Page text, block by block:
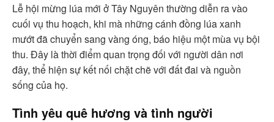
Lễ hội mừng lúa mới ở Tây Nguyên thường diễn ra vào
cuối vụ thu hoạch, khi mà những cánh đồng lúa xanh
mướt đã chuyển sang vàng óng, báo hiệu một mùa vụ bội
thu. Đây là thời điểm quan trọng đối với người dân nơi
đây, thể hiện sự kết nối chặt chẽ với đất đai và nguồn
sống của họ.
Tình yêu quê hương và tình người